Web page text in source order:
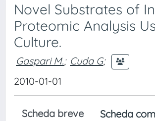
Novel Substrates of
Proteomic Analysis
Culture.
Gaspari M.; Cuda G;
2010-01-01
Scheda breve Scheda